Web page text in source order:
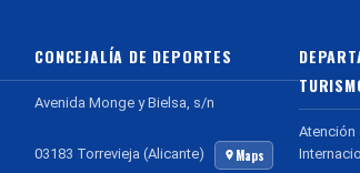
CONCEJALÍA DE DEPORTES
Avenida Monge y Bielsa, s/n
03183 Torrevieja (Alicante) Maps
Atención